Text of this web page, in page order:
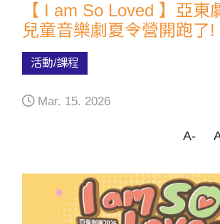
【 I am So Loved 】亞東
兒童音樂劇夏令營開跑了!
活動/課程
Mar. 15. 2026
A-